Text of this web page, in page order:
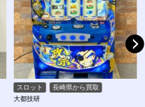
スロット
長崎県から買取
大都技研